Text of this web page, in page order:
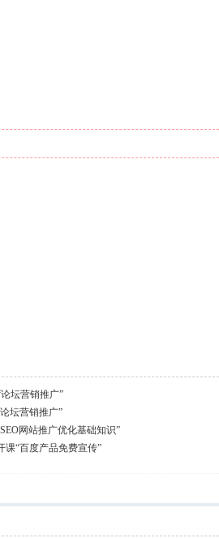
坛营销推广”
坛营销推广”
网站推广优化基础知识”
课“百度产品免费宣传”